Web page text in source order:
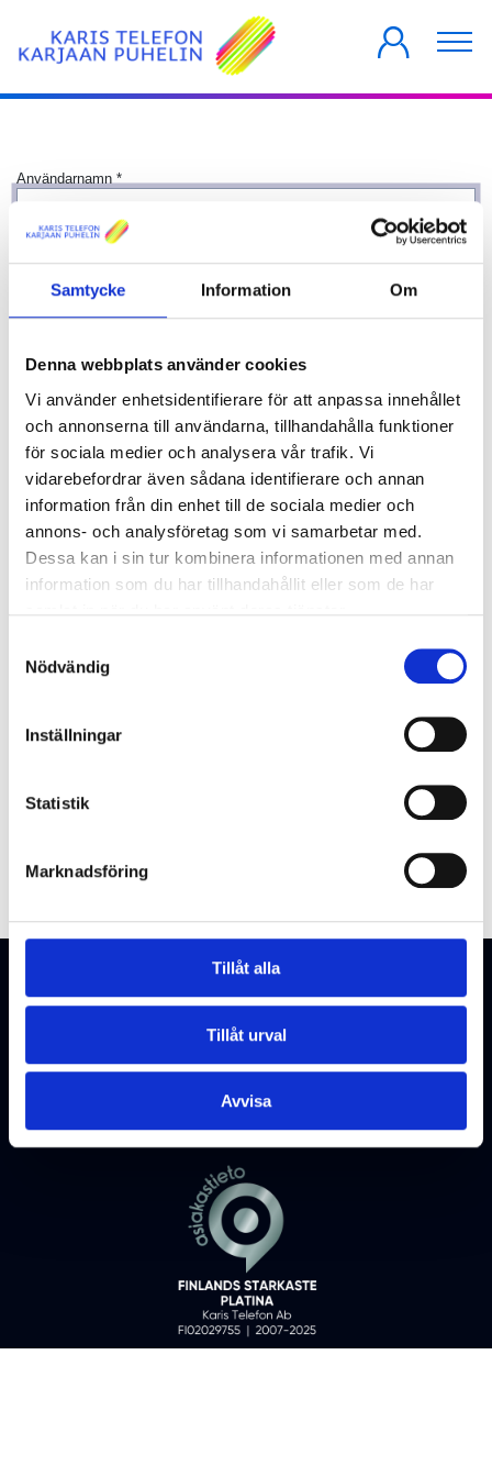
Samtycke Information Om
Denna webbplats använder cookies
Vi använder enhetsidentifierare för att anpassa innehållet
och annonserna till användarna, tillhandahålla funktioner
för sociala medier och analysera vår trafik. Vi
vidarebefordrar även sådana identifierare och annan
information från din enhet till de sociala medier och
annons- och analysföretag som vi samarbetar med.
Dessa kan i sin tur kombinera informationen med annan
information som du har tillhandahållit eller som de har
Nödvändig
Inställningar
Statistik
Marknadsföring
Tillåt alla
Tillåt urval
Avvisa
FÖRETAG
Användarnamn*
Logga in
Glömt lösenordet?
Glömt användarnamnet?
Karis Telefon Ab ©2026All rights reserved
Fo-nummer: 0202975-5